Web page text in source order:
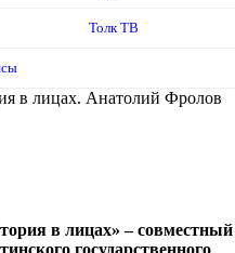
Толк ТВ
в лицах. Анатолий Фролов
в лицах» – совместный
государственного